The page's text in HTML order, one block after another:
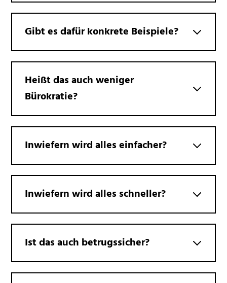
Gibt es dafür konkrete Beispiele?
Heißt das auch weniger
Bürokratie?
Inwiefern wird alles einfacher?
Inwiefern wird alles schneller?
Ist das auch betrugssicher?